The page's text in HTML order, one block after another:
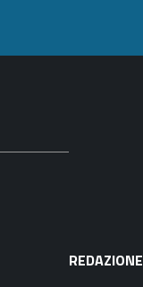
REDAZIONE